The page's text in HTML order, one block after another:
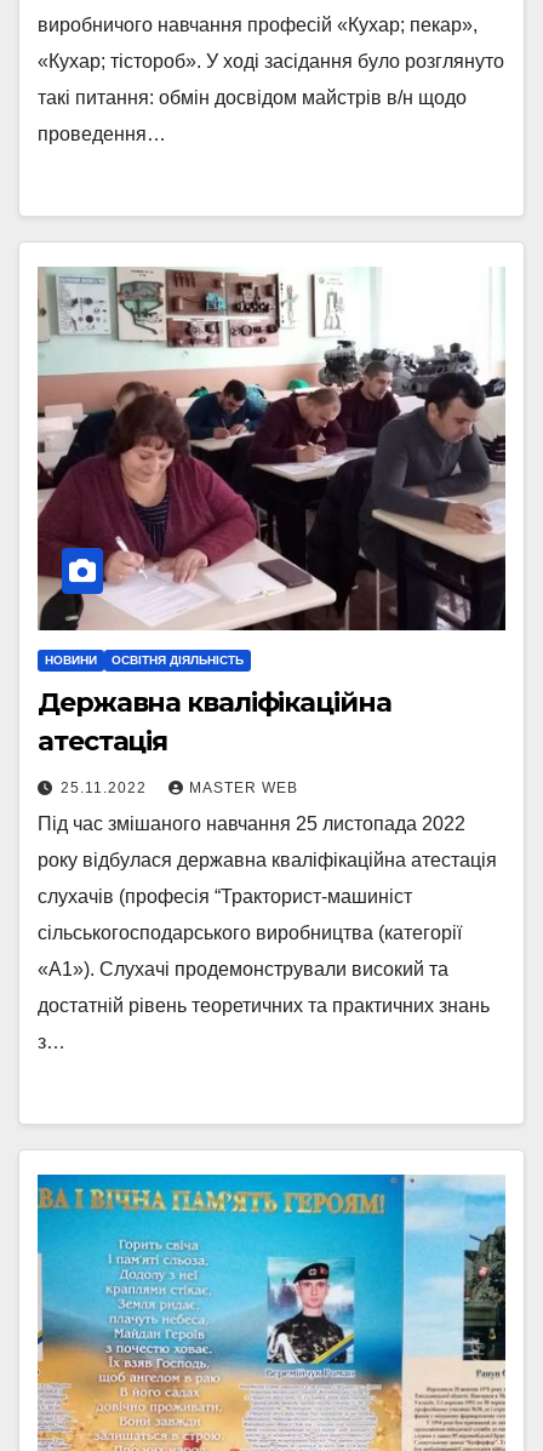
виробничого навчання професій «Кухар; пекар»,
«Кухар; тістороб». У ході засідання було розглянуто
такі питання: обмін досвідом майстрів в/н щодо
проведення…
НОВИНИ ОСВІТНЯ ДІЯЛЬНІСТЬ
Державна кваліфікаційна
атестація
25.11.2022 MASTER WEB
Під час змішаного навчання 25 листопада 2022
року відбулася державна кваліфікаційна атестація
слухачів (професія “Тракторист-машиніст
сільськогосподарського виробництва (категорії
«А1»). Слухачі продемонстрували високий та
достатній рівень теоретичних та практичних знань
з…